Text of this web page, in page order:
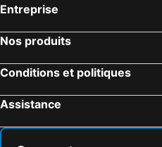
Entreprise
Nos produits
Conditions et politiques
Assistance